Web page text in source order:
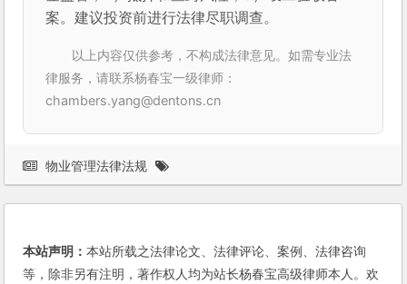
案。建议投资前进行法律尽职调查。
以上内容仅供参考，不构成法律意见。如需专业法
律服务，请联系杨春宝一级律师：
chambers.yang@dentons.cn
物业管理法律法规
本站声明：本站所载之法律论文、法律评论、案例、法律咨询
等，除非另有注明，著作权人均为站长杨春宝高级律师本人。欢